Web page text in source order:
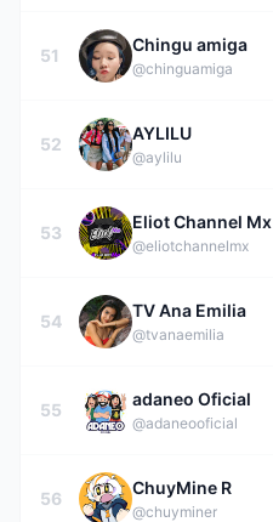
51
Chingu amiga
@chinguamiga
52
AYLILU
@aylilu
53
Eliot Channel Mx
@eliotchannelmx
54
TV Ana Emilia
@tvanaemilia
55
adaneo Oficial
@adaneooficial
56
ChuyMine R
@chuyminer